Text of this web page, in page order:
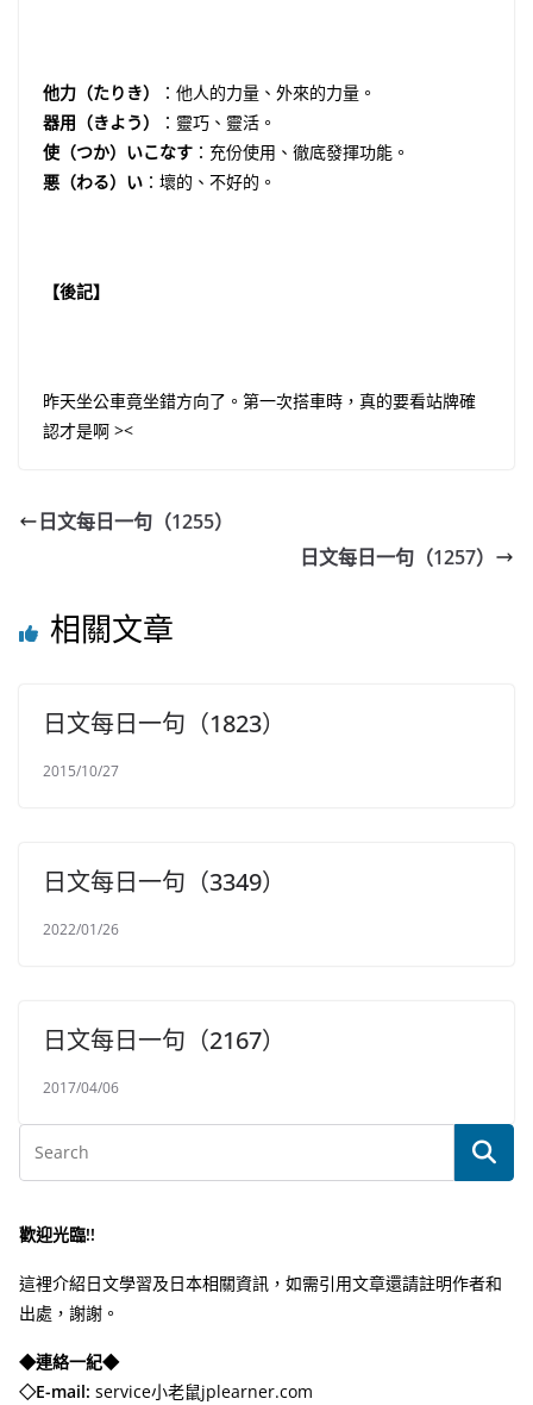
他力（たりき）
：他人的力量、外來的力量。
器用（きよう）
：靈巧、靈活。
使（つか）いこなす ：充份使用、徹底發揮功能。
悪（わる）い ：壞的、不好的。
【後記】
昨天坐公車竟坐錯方向了。第一次搭車時，真的要看站牌確
認才是啊 ><
日文每日一句（1255）
日文每日一句（1257）
相關文章
日文每日一句（1823）
2015/10/27
日文每日一句（3349）
2022/01/26
日文每日一句（2167）
2017/04/06
歡迎光臨!!
這裡介紹日文學習及日本相關資訊，如需引用文章還請註明作者和
出處，謝謝。
◆連絡一紀◆
◇E-mail: service小老鼠jplearner.com